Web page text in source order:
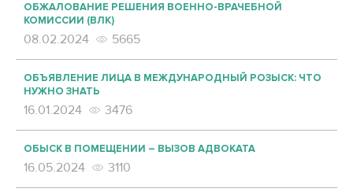
ОБЖАЛОВАНИЕ РЕШЕНИЯ ВОЕННО-ВРАЧЕБНОЙ
КОМИССИИ (ВЛК)
08.02.2024 5665
ОБЪЯВЛЕНИЕ ЛИЦА В МЕЖДУНАРОДНЫЙ РОЗЫСК: ЧТО
НУЖНО ЗНАТЬ
16.01.2024 3476
ОБЫСК В ПОМЕЩЕНИИ – ВЫЗОВ АДВОКАТА
16.05.2024 3110